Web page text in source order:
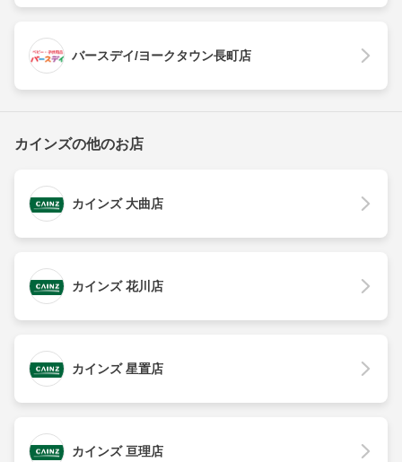
バースデイ/ヨークタウン長町店
カインズの他のお店
カインズ 大曲店
カインズ 花川店
カインズ 星置店
カインズ 亘理店